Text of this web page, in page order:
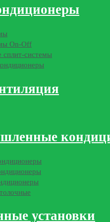
On-Off
сплит-системы
установки